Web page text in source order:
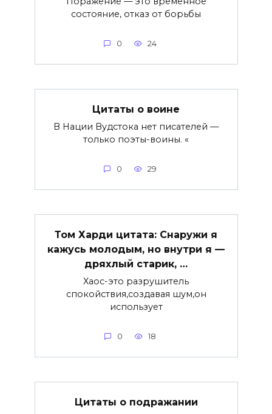
состояние, отказ от борьбы
0 24
Цитаты о воине
В Нации Вудстока нет писателей —
только поэты-воины. «
0 29
Том Харди цитата: Снаружи я
кажусь молодым, но внутри я —
дряхлый старик, …
Хаос-это разрушитель
спокойствия,создавая шум,он
использует
0 18
Цитаты о подражании